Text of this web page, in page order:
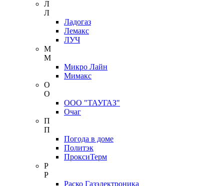
Л
Л
Ладогаз
Лемакс
ЛУЧ
М
М
Микро Лайн
Мимакс
О
О
ООО "ТАУГАЗ"
Очаг
П
П
Погода в доме
Политэк
ПроксиТерм
Р
Р
Раско Газэлектроника